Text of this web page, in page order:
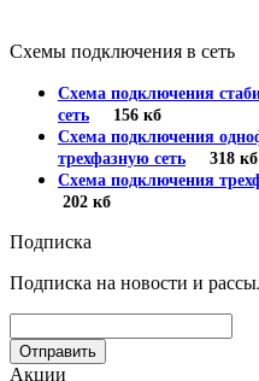
Схемы подключения в сеть
Схема подключения
сеть 156 кб
Схема подключения
трехфазную сеть 318 кб
Схема подключения
202 кб
Подписка
Подписка на новости и
Акции